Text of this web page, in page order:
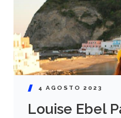
4 AGOSTO 2023
Louise Ebel